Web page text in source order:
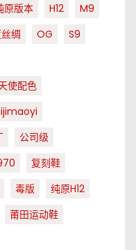
原版本 H12
M9
绸 OG
S9
使配色
公司级
复刻鞋
毒版
纯原H12
莆田运动鞋